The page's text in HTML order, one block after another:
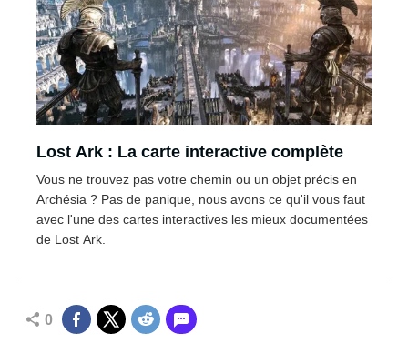
Lost Ark : La carte interactive complète
Vous ne trouvez pas votre chemin ou un objet précis en
Archésia ? Pas de panique, nous avons ce qu'il vous faut
avec l'une des cartes interactives les mieux documentées
de Lost Ark.
0